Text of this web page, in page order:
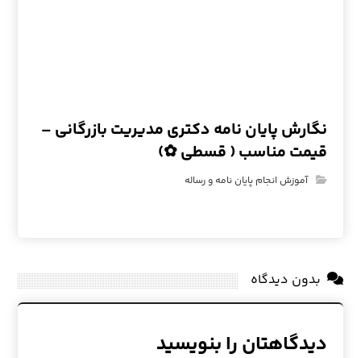
نگارش پایان نامه دکتری مدیریت بازرگانی –
قیمت مناسب ( قسطی ✿)
آموزش انجام پایان نامه و رساله
بدون دیدگاه
دیدگاهتان را بنویسید